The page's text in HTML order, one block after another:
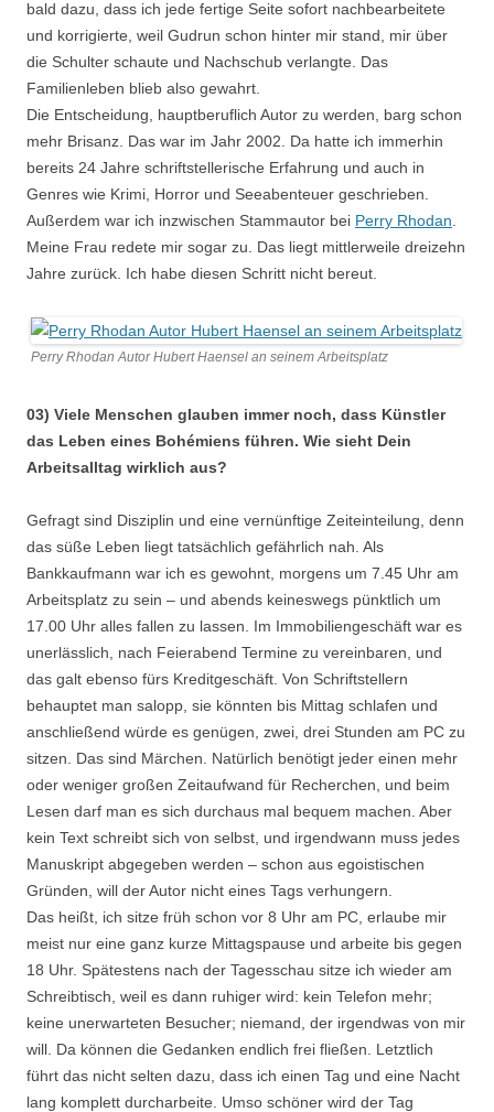
bald dazu, dass ich jede fertige Seite sofort nachbearbeitete
und korrigierte, weil Gudrun schon hinter mir stand, mir über
die Schulter schaute und Nachschub verlangte. Das
Familienleben blieb also gewahrt.
Die Entscheidung, hauptberuflich Autor zu werden, barg schon
mehr Brisanz. Das war im Jahr 2002. Da hatte ich immerhin
bereits 24 Jahre schriftstellerische Erfahrung und auch in
Genres wie Krimi, Horror und Seeabenteuer geschrieben.
Außerdem war ich inzwischen Stammautor bei Perry Rhodan
Meine Frau redete mir sogar zu. Das liegt mittlerweile dreizehn
Jahre zurück. Ich habe diesen Schritt nicht bereut.
Perry Rhodan Autor Hubert Haensel an seinem Arbeitsplatz
03) Viele Menschen glauben immer noch, dass Künstler
das Leben eines Bohémiens führen. Wie sieht Dein
Arbeitsalltag wirklich aus?
Gefragt sind Disziplin und eine vernünftige Zeiteinteilung, denn
das süße Leben liegt tatsächlich gefährlich nah. Als
Bankkaufmann war ich es gewohnt, morgens um 7.45 Uhr am
Arbeitsplatz zu sein – und abends keineswegs pünktlich um
17.00 Uhr alles fallen zu lassen. Im Immobiliengeschäft war es
unerlässlich, nach Feierabend Termine zu vereinbaren, und
das galt ebenso fürs Kreditgeschäft. Von Schriftstellern
behauptet man salopp, sie könnten bis Mittag schlafen und
anschließend würde es genügen, zwei, drei Stunden am PC zu
sitzen. Das sind Märchen. Natürlich benötigt jeder einen mehr
oder weniger großen Zeitaufwand für Recherchen, und beim
Lesen darf man es sich durchaus mal bequem machen. Aber
kein Text schreibt sich von selbst, und irgendwann muss jedes
Manuskript abgegeben werden – schon aus egoistischen
Gründen, will der Autor nicht eines Tags verhungern.
Das heißt, ich sitze früh schon vor 8 Uhr am PC, erlaube mir
meist nur eine ganz kurze Mittagspause und arbeite bis gegen
18 Uhr. Spätestens nach der Tagesschau sitze ich wieder am
Schreibtisch, weil es dann ruhiger wird: kein Telefon mehr;
keine unerwarteten Besucher; niemand, der irgendwas von mir
will. Da können die Gedanken endlich frei fließen. Letztlich
führt das nicht selten dazu, dass ich einen Tag und eine Nacht
lang komplett durcharbeite. Umso schöner wird der Tag